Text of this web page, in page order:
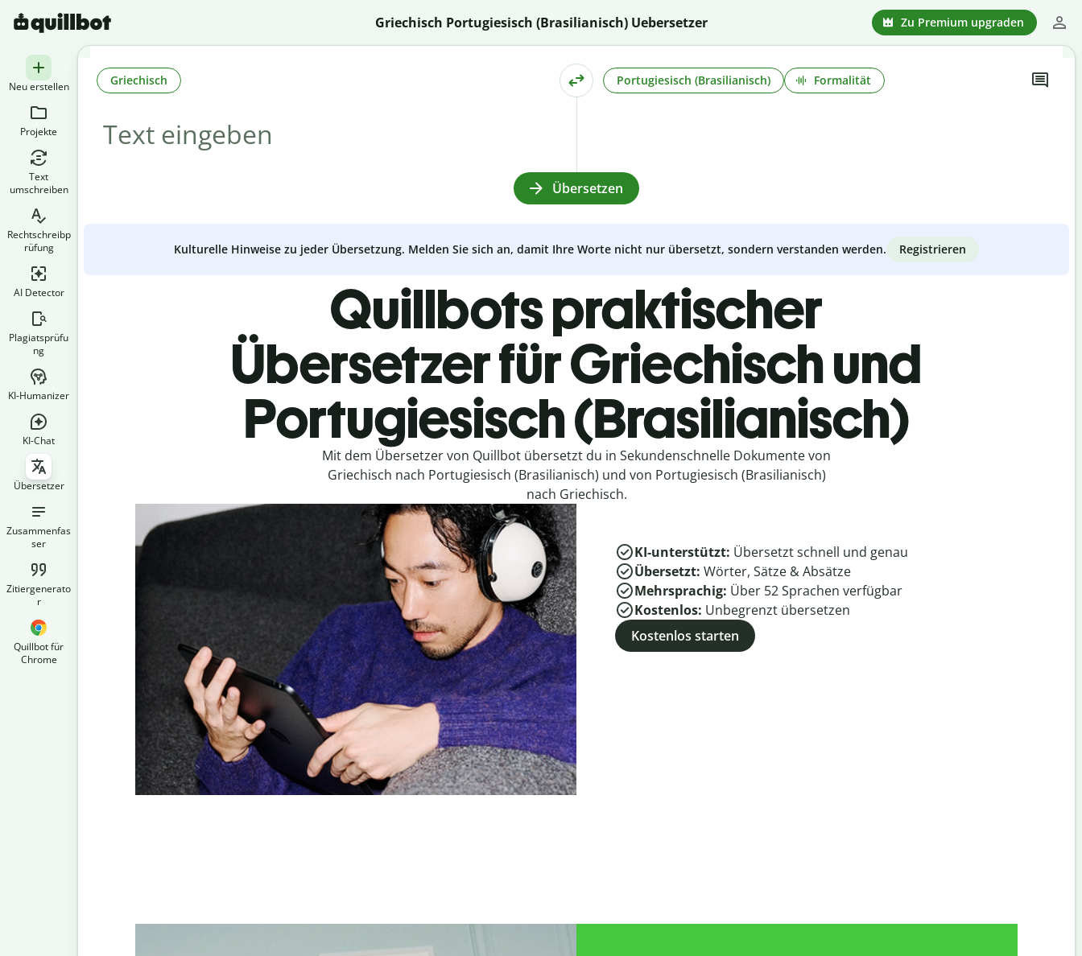
Griechisch Portugiesisch (Brasilianisch) Uebersetzer Zu Premium upgraden
Neu erstellen
Projekte
Text
umschreiben
Rechtschreibp
rüfung
AI Detector
Plagiatsprüfu
ng
KI-Humanizer
KI-Chat
Übersetzer
Zusammenfas
ser
Zitiergenerato
r
Quillbot für
Chrome
Griechisch Portugiesisch (Brasilianisch) Formalität
Übersetzen
Kulturelle Hinweise zu jeder Übersetzung. Melden Sie sich an, damit Ihre Worte nicht nur übersetzt, sondern verstanden werden. Registrieren
Quillbots praktischer
Übersetzer für Griechisch und
Portugiesisch (Brasilianisch)
Mit dem Übersetzer von Quillbot übersetzt du in Sekundenschnelle Dokumente von
Griechisch nach Portugiesisch (Brasilianisch) und von Portugiesisch (Brasilianisch)
nach Griechisch.
KI-unterstützt: Übersetzt schnell und genau
Übersetzt: Wörter, Sätze & Absätze
Mehrsprachig: Über 52Sprachen verfügbar
Kostenlos: Unbegrenzt übersetzen
Kostenlos starten